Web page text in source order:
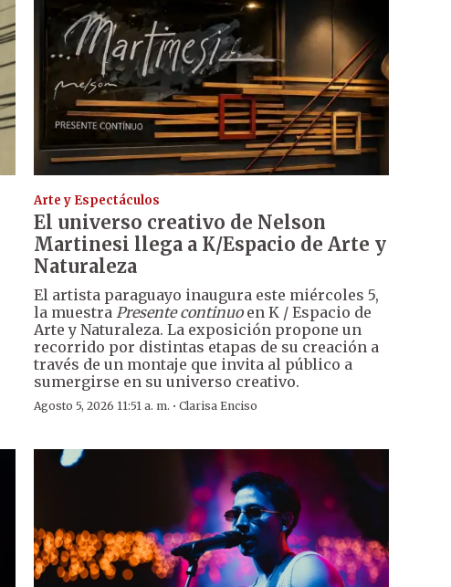
Arte y Espectáculos
El universo creativo de Nelson
Martinesi llega a K/Espacio de Arte y
Naturaleza
El artista paraguayo inaugura este miércoles 5,
la muestra Presente continuoen K / Espacio de
Arte y Naturaleza. La exposición propone un
recorrido por distintas etapas de su creación a
través de un montaje que invita al público a
sumergirse en su universo creativo.
Agosto 5, 2026 11:51 a. m. · Clarisa Enciso